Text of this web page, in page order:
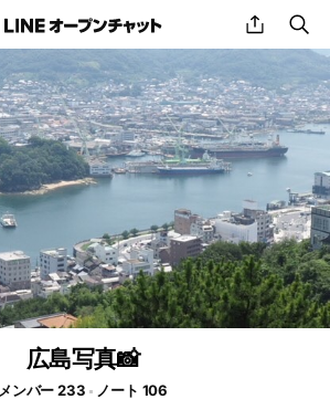
share
広島写真📸
メンバー 233
ノート 106